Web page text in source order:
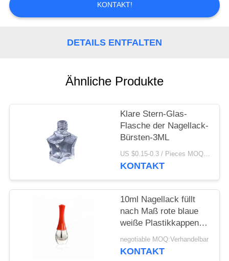
NACHRICHT
ANGEBOT
ANFORDERN
SITEMAP
PRIVACY
KONTAKT!
DETAILS ENTFALTEN
Ähnliche Produkte
Klare Stern-Glas-
Flasche der Nagellack-
Bürsten-3ML
US $0.15-0.3 / Pieces MOQ:1000
KONTAKT
10ml Nagellack füllt
nach Maß rote blaue
weiße Plastikkappen
mit Bürste ab
negotiable MOQ:Verhandelbar
KONTAKT